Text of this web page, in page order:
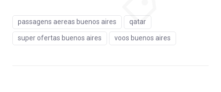
passagens aereas buenos aires qatar
super ofertas buenos aires voos buenos aires